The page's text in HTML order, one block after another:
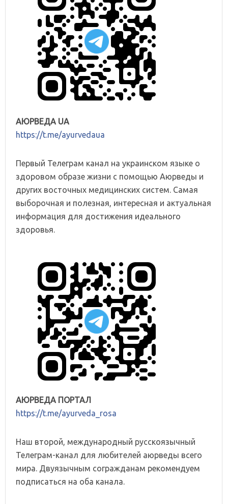
АЮРВЕДА UA
https://t.me/ayurvedaua
Первый Телеграм канал на украинском языке о
здоровом образе жизни с помощью Аюрведы и
других восточных медицинских систем. Самая
выборочная и полезная, интересная и актуальная
информация для достижения идеального
здоровья.
АЮРВЕДА ПОРТАЛ
https://t.me/ayurveda_rosa
Наш второй, международный русскоязычный
Телеграм-канал для любителей аюрведы всего
мира. Двуязычным согражданам рекомендуем
подписаться на оба канала.